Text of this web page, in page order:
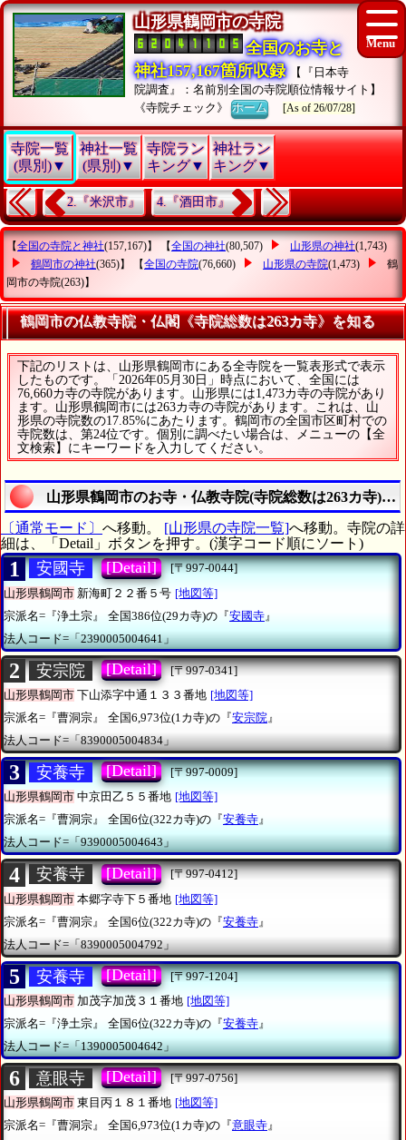
山形県鶴岡市の寺院
全国のお寺と
神社157,167箇所収録
【『日本寺
院調査』：名前別全国の寺院順位情報サイト】
《寺院チェック》ホーム [As of 26/07/28]
寺院一覧
(県別)▼
神社一覧
(県別)▼
寺院ラン
キング▼
神社ラン
キング▼
2.『米沢市』 4.『酒田市』
【全国の寺院と神社(157,167)】 【全国の神社(80,507) 山形県の神社(1,743)
鶴岡市の神社(365)】 【全国の寺院(76,660) 山形県の寺院(1,473)
鶴
岡市の寺院(263)】
鶴岡市の仏教寺院・仏閣《寺院総数は263カ寺》を知る
下記のリストは、山形県鶴岡市にある全寺院を一覧表形式で表示
したものです。「2026年05月30日」時点において、全国には
76,660カ寺の寺院があります。山形県には1,473カ寺の寺院があり
ます。山形県鶴岡市には263カ寺の寺院があります。これは、山
形県の寺院数の17.85%にあたります。鶴岡市の全国市区町村での
寺院数は、第24位です。個別に調べたい場合は、メニューの【全
文検索】にキーワードを入力してください。
山形県鶴岡市のお寺・仏教寺院(寺院総数は263カ寺)を
〔通常モード〕 へ移動。 [山形県の寺院一覧]へ移動。寺院の詳
細は、「Detail」ボタンを押す。(漢字コード順にソート)
1 安國寺 [Detail]
[〒997-0044]
山形県鶴岡市 新海町２２番５号 [地図等]
宗派名=『浄土宗』
全国386位(29カ寺)の『安國寺 』
法人コード=「2390005004641」
2 安宗院 [Detail]
[〒997-0341]
山形県鶴岡市 下山添字中通１３３番地 [地図等]
宗派名=『曹洞宗』
全国6,973位(1カ寺)の『安宗院』
法人コード=「8390005004834」
3 安養寺 [Detail]
[〒997-0009]
山形県鶴岡市 中京田乙５５番地 [地図等]
宗派名=『曹洞宗』
全国6位(322カ寺)の『安養寺』
法人コード=「9390005004643」
4 安養寺 [Detail]
[〒997-0412]
山形県鶴岡市 本郷字寺下５番地 [地図等]
宗派名=『曹洞宗』
全国6位(322カ寺)の『安養寺 』
法人コード=「8390005004792」
5 安養寺 [Detail]
[〒997-1204]
山形県鶴岡市 加茂字加茂３１番地 [地図等]
宗派名=『浄土宗』
全国6位(322カ寺)の『安養寺』
法人コード=「1390005004642」
6 意眼寺 [Detail]
[〒997-0756]
山形県鶴岡市 東目丙１８１番地 [地図等]
宗派名=『曹洞宗』
全国6,973位(1カ寺)の『意眼寺』